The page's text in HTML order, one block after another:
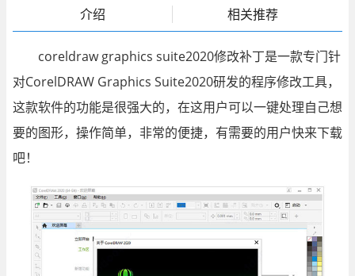
介绍 相关推荐
coreldraw graphics suite2020修改补丁是一款专门针
对CorelDRAW Graphics Suite2020研发的程序修改工具，
这款软件的功能是很强大的，在这用户可以一键处理自己想
要的图形，操作简单，非常的便捷，有需要的用户快来下载
吧！